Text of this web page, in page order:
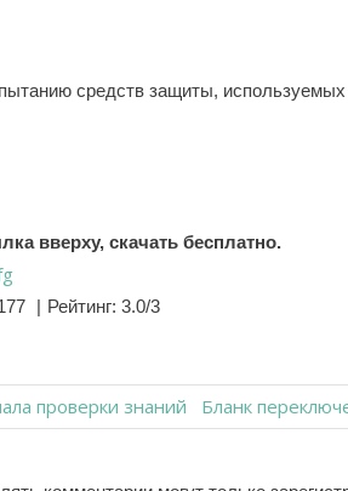
средств защиты, используемых
вверху, скачать бесплатно.
| Рейтинг: 3.0/3
проверки знаний Бланк